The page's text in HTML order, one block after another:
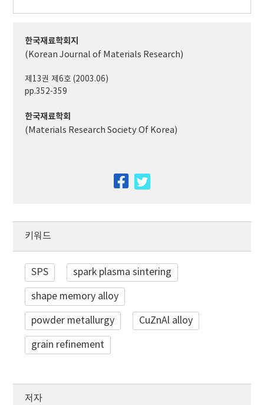
한국재료학회지
(Korean Journal of Materials Research)
제13권 제6호 (2003.06)
pp.352-359
한국재료학회
(Materials Research Society Of Korea)
facebook
키워드
SPS spark plasma sintering
shape memory alloy
powder metallurgy CuZnAl alloy
grain refinement
저자